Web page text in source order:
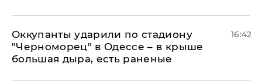
Оккупанты ударили по стадиону
"Черноморец" в Одессе – в крыше
большая дыра, есть раненые
16:42